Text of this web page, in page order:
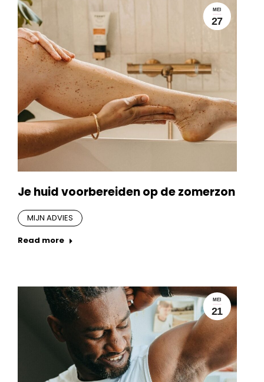
MEI
27
Je huid voorbereiden op de zomerzon
MIJN ADVIES
Read more
MEI
21